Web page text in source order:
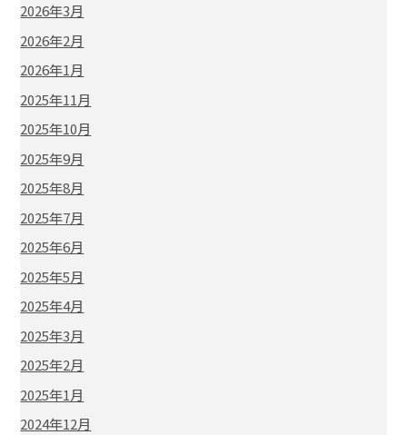
2026年3月
2026年2月
2026年1月
2025年11月
2025年10月
2025年9月
2025年8月
2025年7月
2025年6月
2025年5月
2025年4月
2025年3月
2025年2月
2025年1月
2024年12月